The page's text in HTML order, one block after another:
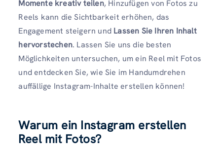
Momente kreativ teilen, Hinzufügen von Fotos zu
Reels kann die Sichtbarkeit erhöhen, das
Engagement steigern und Lassen Sie Ihren Inhalt
hervorstechen. Lassen Sie uns die besten
Möglichkeiten untersuchen, um ein Reel mit Fotos
und entdecken Sie, wie Sie im Handumdrehen
auffällige Instagram-Inhalte erstellen können!
Warum ein Instagram erstellen
Reel mit Fotos?